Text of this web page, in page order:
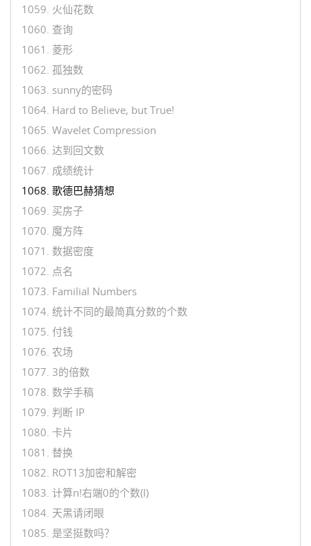
1059. 火仙花数
1060. 查询
1061. 菱形
1062. 孤独数
1063. sunny的密码
1064. Hard to Believe, but True!
1065. Wavelet Compression
1066. 达到回文数
1067. 成绩统计
1068. 歌德巴赫猜想
1069. 买房子
1070. 魔方阵
1071. 数据密度
1072. 点名
1073. Familial Numbers
1074. 统计不同的最简真分数的个数
1075. 付钱
1076. 农场
1077. 3的倍数
1078. 数学手稿
1079. 判断 IP
1080. 卡片
1081. 替换
1082. ROT13加密和解密
1083. 计算n!右端0的个数(I)
1084. 天黑请闭眼
1085. 是坚挺数吗？